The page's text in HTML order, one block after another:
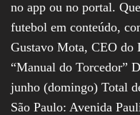
no app ou no portal.
futebol em conteúdo,
Gustavo Mota, CEO do
“Manual do Torcedor”
junho (domingo) Total
São Paulo: Avenida